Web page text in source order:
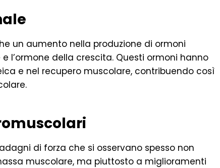
un aumento nella produzione di ormoni
l’ormone della crescita. Questi ormoni hanno
e nel recupero muscolare, contribuendo così
di forza che si osservano spesso non
muscolare, ma piuttosto a miglioramenti